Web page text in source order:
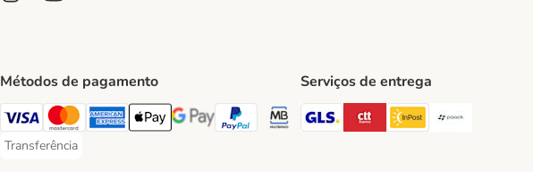
Métodos de pagamento
Visa Payment Method
Mastercard Payment Method
American Express Payment Method
Apple Pay Payment Method
Google Pay Payment Method
PayPal Payment Method
Multibanco Payment Method
Transferência
Transferência Payment Method
Serviços de entrega
GLS Shipping Method
CTTExpress Shipping
InPost Shipping
Paack